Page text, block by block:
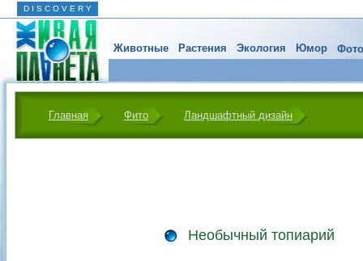
D I S C O V E R Y
Животные Растения Экология Юмор
Главная Фито Ландшафтный дизайн
Необычный топиарий